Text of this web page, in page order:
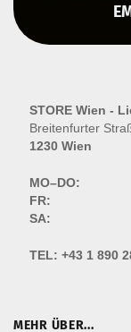
STORE Wien -
Breitenfurter
1230 Wien
MO–DO:
FR:
SA:
TEL: +43 1 890
MEHR ÜBER...